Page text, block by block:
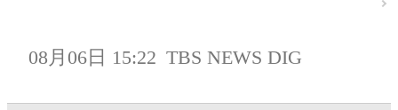
08月06日 15:22 TBS NEWS DIG